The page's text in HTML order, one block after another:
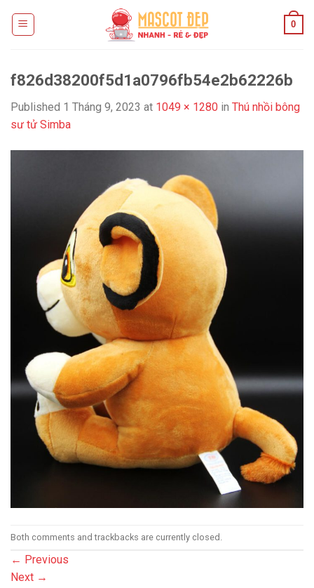
0
f826d38200f5d1a0796fb54e2b62226b
Published 1 Tháng 9, 2023 at 1049 × 1280 in Thú nhồi bông
sư tử Simba
Both comments and trackbacks are currently closed.
← Previous
Next →